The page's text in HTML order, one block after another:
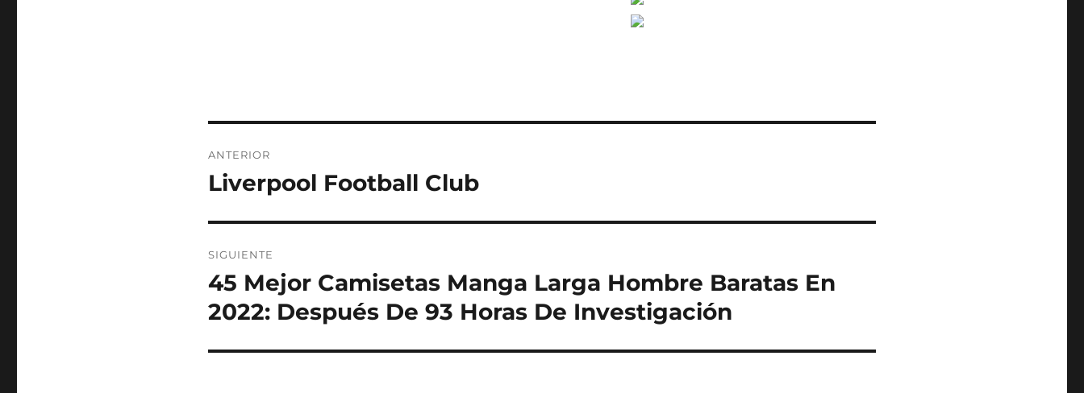
de
ANTERIOR
Entrada
Liverpool Football Club
SIGUIENTE
Entrada
siguiente:
45 Mejor Camisetas Manga Larga Hombre Baratas En
2022: Después De 93 Horas De Investigación